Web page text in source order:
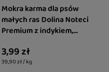
Mokra karma dla psów
małych ras Dolina Noteci
Premium z indykiem,
3,99 zł
39,90 zł / kg